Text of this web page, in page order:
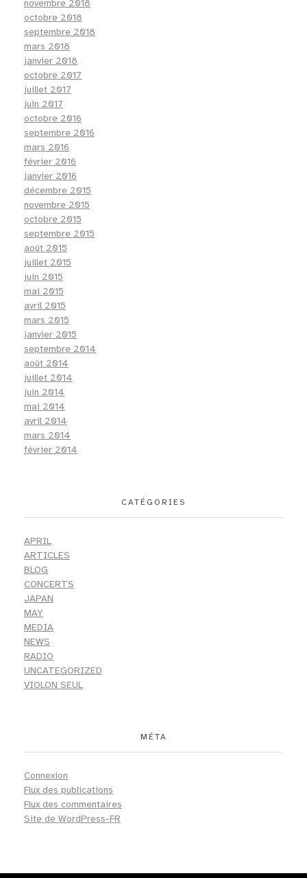
novembre 2018
octobre 2018
septembre 2018
mars 2018
janvier 2018
octobre 2017
juillet 2017
juin 2017
octobre 2016
septembre 2016
mars 2016
février 2016
janvier 2016
décembre 2015
novembre 2015
octobre 2015
septembre 2015
août 2015
juillet 2015
juin 2015
mai 2015
avril 2015
mars 2015
janvier 2015
septembre 2014
août 2014
juillet 2014
juin 2014
mai 2014
avril 2014
mars 2014
février 2014
CATÉGORIES
APRIL
ARTICLES
BLOG
CONCERTS
JAPAN
MAY
MEDIA
NEWS
RADIO
UNCATEGORIZED
VIOLON SEUL
MÉTA
Connexion
Flux des publications
Flux des commentaires
Site de WordPress-FR